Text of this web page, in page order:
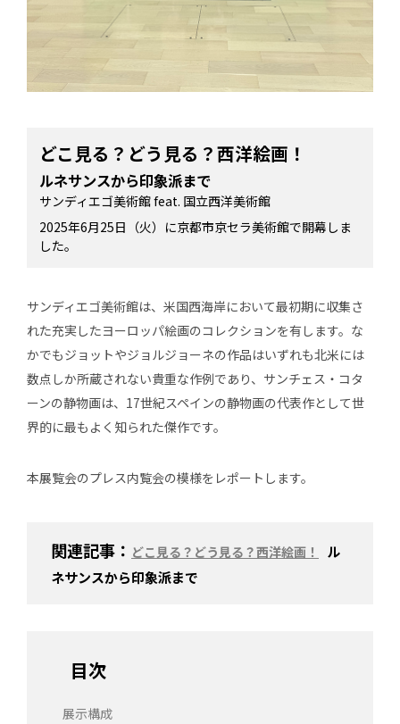
どこ見る？どう見る？西洋絵画！
ルネサンスから印象派まで
サンディエゴ美術館 feat. 国立西洋美術館
2025年6月25日（火）に京都市京セラ美術館で開幕しま
した。
サンディエゴ美術館は、米国西海岸において最初期に収集さ
れた充実したヨーロッパ絵画のコレクションを有します。な
かでもジョットやジョルジョーネの作品はいずれも北米には
数点しか所蔵されない貴重な作例であり、サンチェス・コタ
ーンの静物画は、17世紀スペインの静物画の代表作として世
界的に最もよく知られた傑作です。
本展覧会のプレス内覧会の模様をレポートします。
関連記事： どこ見る？どう見る？西洋絵画！
ル
ネサンスから印象派まで
目次
展示構成